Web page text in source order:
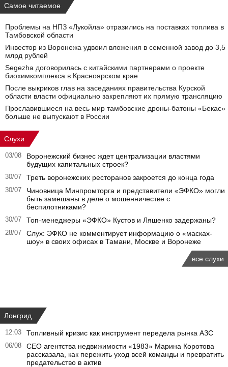
Самое читаемое
Проблемы на НПЗ «Лукойла» отразились на поставках топлива в
Тамбовской области
Инвестор из Воронежа удвоил вложения в семенной завод до 3,5
млрд рублей
Segezha договорилась с китайскими партнерами о проекте
биохимкомплекса в Красноярском крае
После выкриков глав на заседаниях правительства Курской
области власти официально закрепляют их прямую трансляцию
Прославившиеся на весь мир тамбовские дроны-батоны «Бекас»
больше не выпускают в России
Слухи
03/08
Воронежский бизнес ждет централизации властями
будущих капитальных строек?
30/07 Треть воронежских ресторанов закроется до конца года
30/07
Чиновница Минпромторга и представители «ЭФКО» могли
быть замешаны в деле о мошенничестве с
беспилотниками?
30/07 Топ-менеджеры «ЭФКО» Кустов и Ляшенко задержаны?
28/07
Слух: ЭФКО не комментирует информацию о «масках-
шоу» в своих офисах в Тамани, Москве и Воронеже
все слухи
Лонгрид
12:03 Топливный кризис как инструмент передела рынка АЗС
06/08
CEO агентства недвижимости «1983» Марина Коротова
рассказала, как пережить уход всей команды и превратить
предательство в актив